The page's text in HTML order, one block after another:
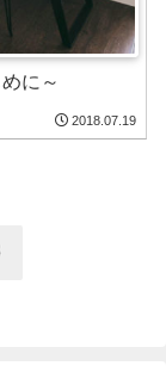
に～
2018.07.19